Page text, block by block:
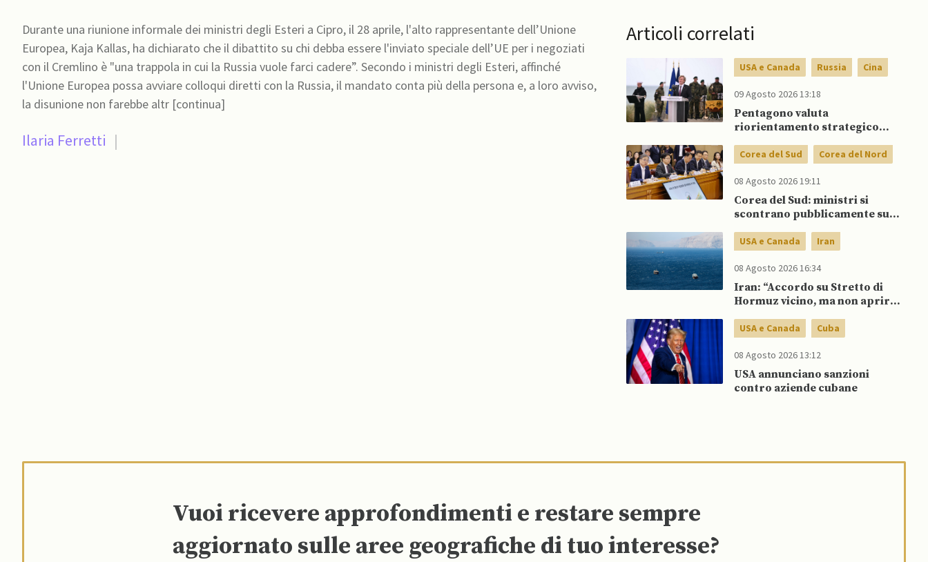
Durante una riunione informale dei ministri degli Esteri a Cipro, il 28 aprile, l'alto rappresentante dell’Unione
Europea, Kaja Kallas, ha dichiarato che il dibattito su chi debba essere l'inviato speciale dell’UE per i negoziati
con il Cremlino è "una trappola in cui la Russia vuole farci cadere”. Secondo i ministri degli Esteri, affinché
l'Unione Europea possa avviare colloqui diretti con la Russia, il mandato conta più della persona e, a loro avviso,
la disunione non farebbe altr [continua]
Ilaria Ferretti |
Articoli correlati
USA e Canada Russia Cina
09 Agosto 2026 13:18
Pentagono valuta
riorientamento strategico
e Russia senza innescare
Corea del Sud Corea del Nord
08 Agosto 2026 19:11
Corea del Sud: ministri si
scontrano pubblicamente su
spinge per dialogo
USA e Canada Iran
08 Agosto 2026 16:34
Iran: “Accordo su Stretto di
Hormuz vicino, ma non aprirà il
USA e Canada Cuba
08 Agosto 2026 13:12
USA annunciano sanzioni
contro aziende cubane
Vuoi ricevere approfondimenti e restare sempre
aggiornato sulle aree geografiche di tuo interesse?